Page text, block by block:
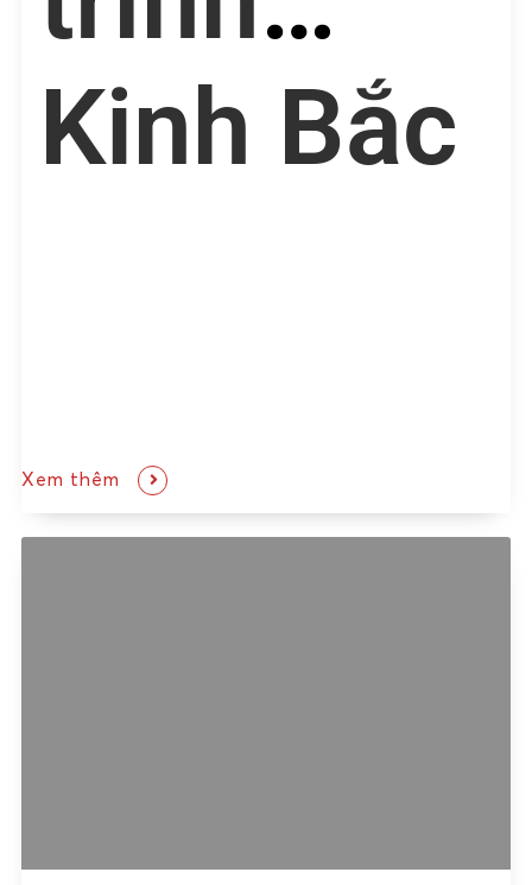
Kinh Bắc
Xem thêm